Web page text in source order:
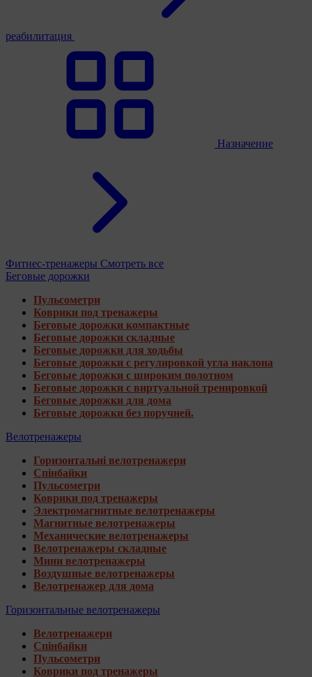
реабилитация
Назначение
Фитнес-тренажеры Смотреть все
Беговые дорожки
Пульсометри
Коврики под тренажеры
Беговые дорожки компактные
Беговые дорожки складные
Беговые дорожки для ходьбы
Беговые дорожки с регулировкой угла наклона
Беговые дорожки с широким полотном
Беговые дорожки с виртуальной тренировкой
Беговые дорожки для дома
Беговые дорожки без поручней.
Велотренажеры
Горизонтальні велотренажери
Спінбайки
Пульсометри
Коврики под тренажеры
Электромагнитные велотренажеры
Магнитные велотренажеры
Механические велотренажеры
Велотренажеры складные
Мини велотренажеры
Воздушные велотренажеры
Велотренажер для дома
Горизонтальные велотренажеры
Велотренажери
Спінбайки
Пульсометри
Коврики под тренажеры